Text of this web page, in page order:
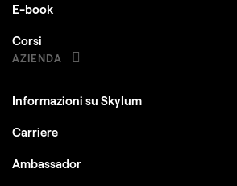
E-book
Corsi
AZIENDA
Informazioni su Skylum
Carriere
Ambassador